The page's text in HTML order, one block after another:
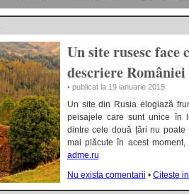
Un site rusesc face
descriere României
• publicat la 19 ianuarie 2015
Un site din Rusia elogiază
peisajele care sunt unice în
dintre cele două țări nu
mai plăcute în acest
adme.ru
Nu exista comentarii • Citeste